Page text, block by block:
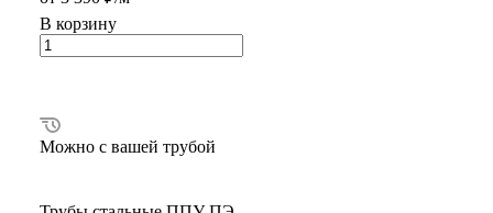
В корзину
Можно с вашей трубой